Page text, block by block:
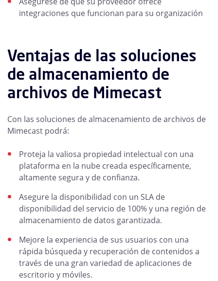
integraciones que funcionan para su organización
Ventajas de las soluciones
de almacenamiento de
archivos de Mimecast
Con las soluciones de almacenamiento de archivos de
Mimecast podrá:
Proteja la valiosa propiedad intelectual con una
plataforma en la nube creada específicamente,
altamente segura y de confianza.
Asegure la disponibilidad con un SLA de
disponibilidad del servicio de 100% y una región de
almacenamiento de datos garantizada.
Mejore la experiencia de sus usuarios con una
rápida búsqueda y recuperación de contenidos a
través de una gran variedad de aplicaciones de
escritorio y móviles.